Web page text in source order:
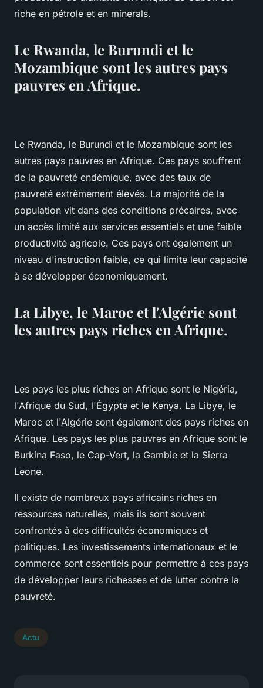
riche en pétrole et en minerals.
Le Rwanda, le Burundi et le
Mozambique sont les autres pays
pauvres en Afrique.
Le Rwanda, le Burundi et le Mozambique sont les
autres pays pauvres en Afrique. Ces pays souffrent
de la pauvreté endémique, avec des taux de
pauvreté extrêmement élevés. La majorité de la
population vit dans des conditions précaires, avec
un accès limité aux services essentiels et une faible
productivité agricole. Ces pays ont également un
niveau d'instruction faible, ce qui limite leur capacité
à se développer économiquement.
La Libye, le Maroc et l'Algérie sont
les autres pays riches en Afrique.
Les pays les plus riches en Afrique sont le Nigéria,
l'Afrique du Sud, l'Égypte et le Kenya. La Libye, le
Maroc et l'Algérie sont également des pays riches en
Afrique. Les pays les plus pauvres en Afrique sont le
Burkina Faso, le Cap-Vert, la Gambie et la Sierra
Leone.
Il existe de nombreux pays africains riches en
ressources naturelles, mais ils sont souvent
confrontés à des difficultés économiques et
politiques. Les investissements internationaux et le
commerce sont essentiels pour permettre à ces pays
de développer leurs richesses et de lutter contre la
pauvreté.
Actu